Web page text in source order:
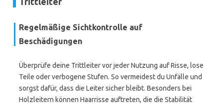
Regelmäßige Sichtkontrolle auf
Beschädigungen
Überprüfe deine Trittleiter vor jeder Nutzung auf Risse, lose
Teile oder verbogene Stufen. So vermeidest du Unfälle und
sorgst dafür, dass die Leiter sicher bleibt. Besonders bei
Holzleitern können Haarrisse auftreten, die die Stabilität